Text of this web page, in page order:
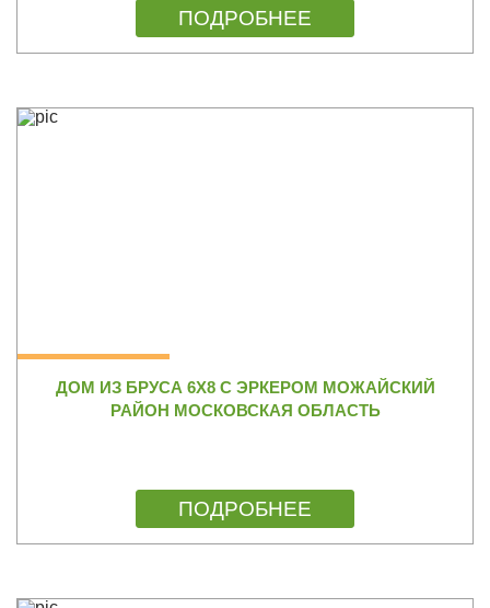
ПОДРОБНЕЕ
ДОМ ИЗ БРУСА 6Х8 С ЭРКЕРОМ МОЖАЙСКИЙ
РАЙОН МОСКОВСКАЯ ОБЛАСТЬ
ПОДРОБНЕЕ